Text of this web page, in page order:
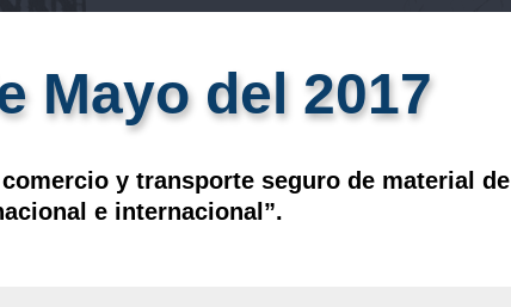
Mayo del 2017
y transporte seguro de material de
e internacional”.